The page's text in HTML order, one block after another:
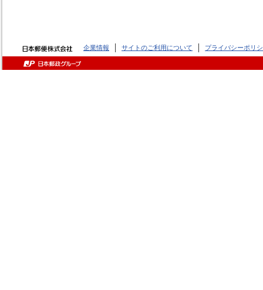
企業情報 サイトのご利用について プライバシーポリ